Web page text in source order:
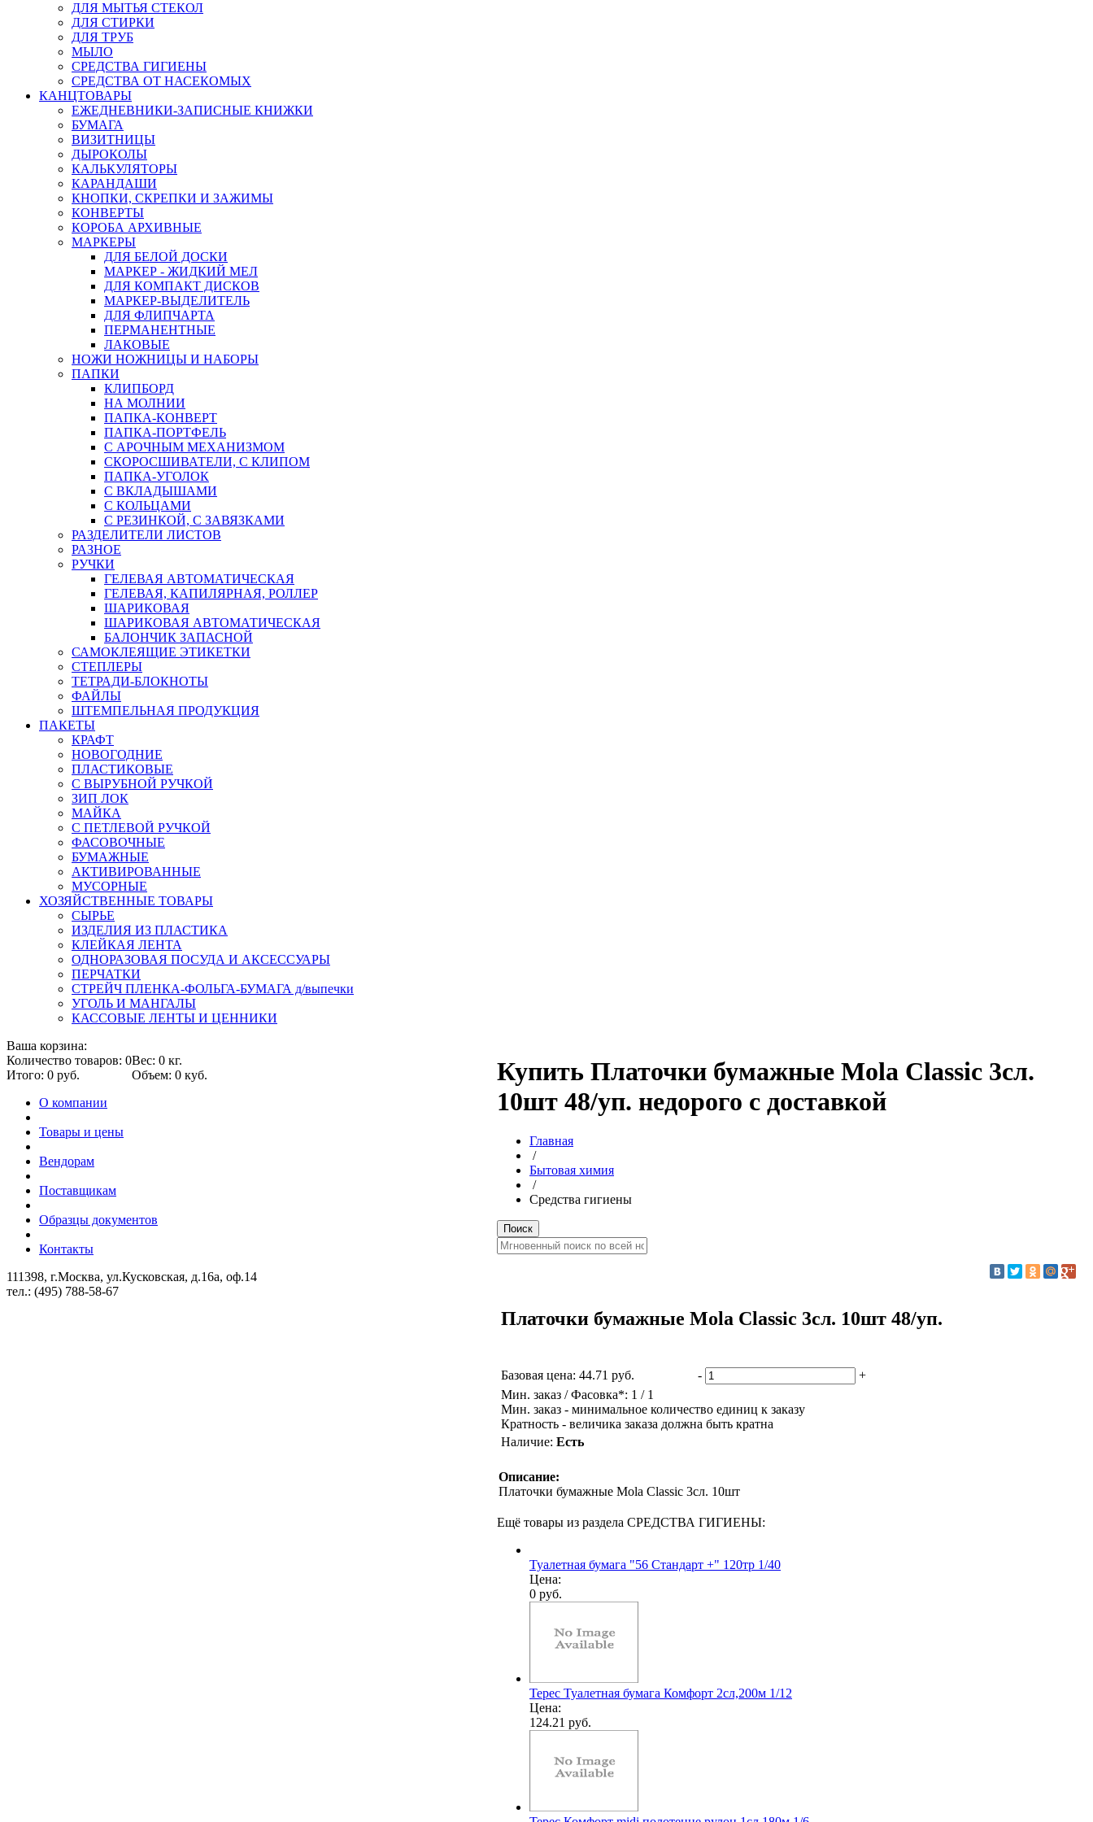
ДЛЯ МЫТЬЯ СТЕКОЛ
ДЛЯ СТИРКИ
ДЛЯ ТРУБ
МЫЛО
СРЕДСТВА ГИГИЕНЫ
СРЕДСТВА ОТ НАСЕКОМЫХ
КАНЦТОВАРЫ
ЕЖЕДНЕВНИКИ-ЗАПИСНЫЕ КНИЖКИ
БУМАГА
ВИЗИТНИЦЫ
ДЫРОКОЛЫ
КАЛЬКУЛЯТОРЫ
КАРАНДАШИ
КНОПКИ, СКРЕПКИ И ЗАЖИМЫ
КОНВЕРТЫ
КОРОБА АРХИВНЫЕ
МАРКЕРЫ
ДЛЯ БЕЛОЙ ДОСКИ
МАРКЕР - ЖИДКИЙ МЕЛ
ДЛЯ КОМПАКТ ДИСКОВ
МАРКЕР-ВЫДЕЛИТЕЛЬ
ДЛЯ ФЛИПЧАРТА
ПЕРМАНЕНТНЫЕ
ЛАКОВЫЕ
НОЖИ НОЖНИЦЫ И НАБОРЫ
ПАПКИ
КЛИПБОРД
НА МОЛНИИ
ПАПКА-КОНВЕРТ
ПАПКА-ПОРТФЕЛЬ
С АРОЧНЫМ МЕХАНИЗМОМ
СКОРОСШИВАТЕЛИ, С КЛИПОМ
ПАПКА-УГОЛОК
С ВКЛАДЫШАМИ
С КОЛЬЦАМИ
С РЕЗИНКОЙ, С ЗАВЯЗКАМИ
РАЗДЕЛИТЕЛИ ЛИСТОВ
РАЗНОЕ
РУЧКИ
ГЕЛЕВАЯ АВТОМАТИЧЕСКАЯ
ГЕЛЕВАЯ, КАПИЛЯРНАЯ, РОЛЛЕР
ШАРИКОВАЯ
ШАРИКОВАЯ АВТОМАТИЧЕСКАЯ
БАЛОНЧИК ЗАПАСНОЙ
САМОКЛЕЯЩИЕ ЭТИКЕТКИ
СТЕПЛЕРЫ
ТЕТРАДИ-БЛОКНОТЫ
ФАЙЛЫ
ШТЕМПЕЛЬНАЯ ПРОДУКЦИЯ
ПАКЕТЫ
КРАФТ
НОВОГОДНИЕ
ПЛАСТИКОВЫЕ
С ВЫРУБНОЙ РУЧКОЙ
ЗИП ЛОК
МАЙКА
С ПЕТЛЕВОЙ РУЧКОЙ
ФАСОВОЧНЫЕ
БУМАЖНЫЕ
АКТИВИРОВАННЫЕ
МУСОРНЫЕ
ХОЗЯЙСТВЕННЫЕ ТОВАРЫ
СЫРЬЕ
ИЗДЕЛИЯ ИЗ ПЛАСТИКА
КЛЕЙКАЯ ЛЕНТА
ОДНОРАЗОВАЯ ПОСУДА И АКСЕССУАРЫ
ПЕРЧАТКИ
СТРЕЙЧ ПЛЕНКА-ФОЛЬГА-БУМАГА д/выпечки
УГОЛЬ И МАНГАЛЫ
КАССОВЫЕ ЛЕНТЫ И ЦЕННИКИ
Купить Платочки бумажные Mola Classic 3сл.
10шт 48/уп. недорого с доставкой
Главная
/
Бытовая химия
/
Средства гигиены
Платочки бумажные Mola Classic 3сл. 10шт 48/уп.
Базовая цена: 44.71 руб. -
+
Мин. заказ / Фасовка*: 1 / 1
Мин. заказ - минимальное количество единиц к заказу
Кратность - величика заказа должна быть кратна
Наличие: Есть
Описание:
Платочки бумажные Mola Classic 3сл. 10шт
Ещё товары из раздела СРЕДСТВА ГИГИЕНЫ:
Туалетная бумага "56 Стандарт +" 120тр 1/40
Цена:
0 руб.
Терес Туалетная бумага Комфорт 2сл,200м 1/12
Цена:
124.21 руб.
Ваша корзина:
Количество товаров: 0Вес: 0 кг.
Итого: 0 руб.
Объем: 0 куб.
О компании
Товары и цены
Вендорам
Поставщикам
Образцы документов
Контакты
111398, г.Москва, ул.Кусковская, д.16а, оф.14
тел.: (495) 788-58-67